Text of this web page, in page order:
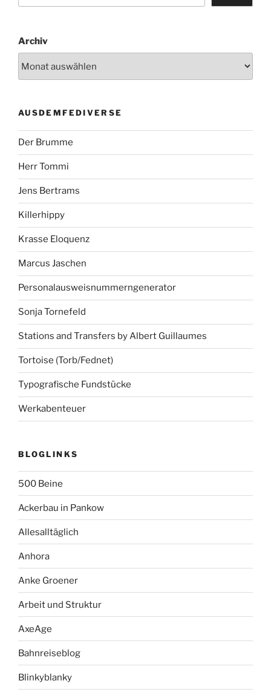
Archiv
AUSDEMFEDIVERSE
Der Brumme
Herr Tommi
Jens Bertrams
Killerhippy
Krasse Eloquenz
Marcus Jaschen
Personalausweisnummerngenerator
Sonja Tornefeld
Stations and Transfers by Albert Guillaumes
Tortoise (Torb/Fednet)
Typografische Fundstücke
Werkabenteuer
BLOGLINKS
500 Beine
Ackerbau in Pankow
Allesalltäglich
Anhora
Anke Groener
Arbeit und Struktur
AxeAge
Bahnreiseblog
Blinkyblanky